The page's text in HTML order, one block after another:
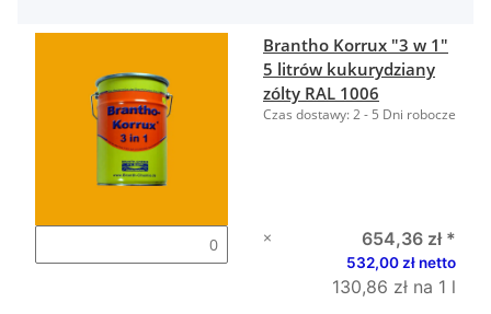
Brantho Korrux "3 w 1"
5 litrów kukurydziany
zólty RAL 1006
Czas dostawy:2 - 5 Dni robocze
× 654,36 zł *
532,00 zł netto
130,86 zł na 1 l